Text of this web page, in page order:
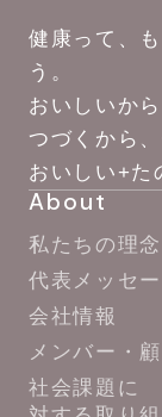
健康って、
う。
おいしいか
つづくから
おいしい+た
About
私たちの理念
代表メッセ
会社情報
メンバー・
社会課題に